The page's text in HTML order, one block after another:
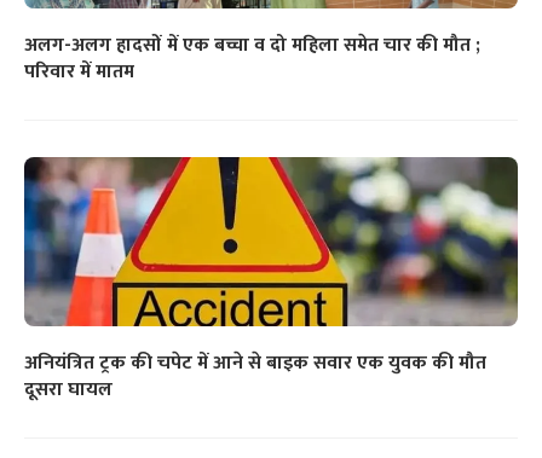
अलग-अलग हादसों में एक बच्चा व दो महिला समेत चार की मौत ;
परिवार में मातम
अनियंत्रित ट्रक की चपेट में आने से बाइक सवार एक युवक की मौत
दूसरा घायल